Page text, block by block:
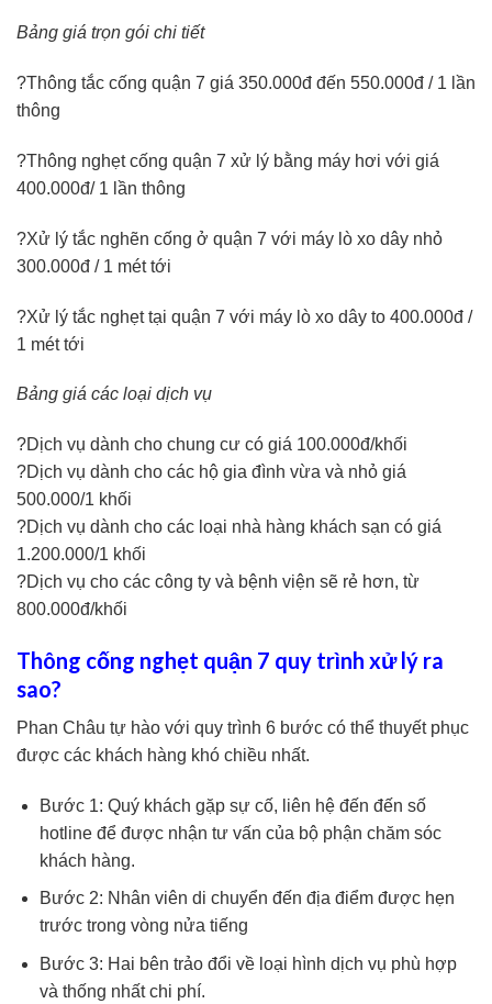
Bảng giá trọn gói chi tiết
?Thông tắc cống quận 7 giá 350.000đ đến 550.000đ / 1 lần
thông
?Thông nghẹt cống quận 7 xử lý bằng máy hơi với giá
400.000đ/ 1 lần thông
?Xử lý tắc nghẽn cống ở quận 7 với máy lò xo dây nhỏ
300.000đ / 1 mét tới
?Xử lý tắc nghẹt tại quận 7 với máy lò xo dây to 400.000đ /
1 mét tới
Bảng giá các loại dịch vụ
?Dịch vụ dành cho chung cư có giá 100.000đ/khối
?Dịch vụ dành cho các hộ gia đình vừa và nhỏ giá
500.000/1 khối
?Dịch vụ dành cho các loại nhà hàng khách sạn có giá
1.200.000/1 khối
?Dịch vụ cho các công ty và bệnh viện sẽ rẻ hơn, từ
800.000đ/khối
Thông cống nghẹt quận 7 quy trình xử lý ra
sao?
Phan Châu tự hào với quy trình 6 bước có thể thuyết phục
được các khách hàng khó chiều nhất.
Bước 1: Quý khách gặp sự cố, liên hệ đến đến số
hotline để được nhận tư vấn của bộ phận chăm sóc
khách hàng.
Bước 2: Nhân viên di chuyển đến địa điểm được hẹn
trước trong vòng nửa tiếng
Bước 3: Hai bên trảo đổi về loại hình dịch vụ phù hợp
và thống nhất chi phí.